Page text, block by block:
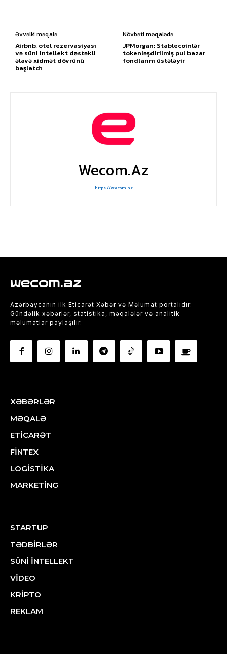
Əvvəlki məqalə
Airbnb, otel rezervasiyası
və süni intellekt dəstəkli
əlavə xidmət dövrünü
başlatdı
Növbəti məqalədə
JPMorgan: Stablecoinlər
tokenləşdirilmiş pul bazar
fondlarını üstələyir
Wecom.az
https://wecom.az
wecom.az
Azərbaycanın ilk Eticarət Xəbər və Məlumat portalıdır.
Gündəlik xəbərlər, statistika, məqalələr və analitik
məlumatlar paylaşılır.
XƏBƏRLƏR
MƏQALƏ
ETİCARƏT
FİNTEX
LOGİSTİKA
MARKETİNG
STARTUP
TƏDBİRLƏR
SÜNİ İNTELLEKT
VİDEO
KRİPTO
REKLAM